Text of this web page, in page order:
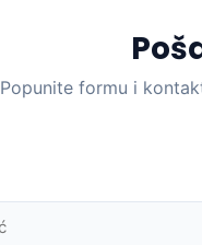
Popunite formu i